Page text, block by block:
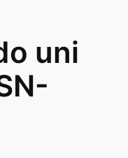
uni